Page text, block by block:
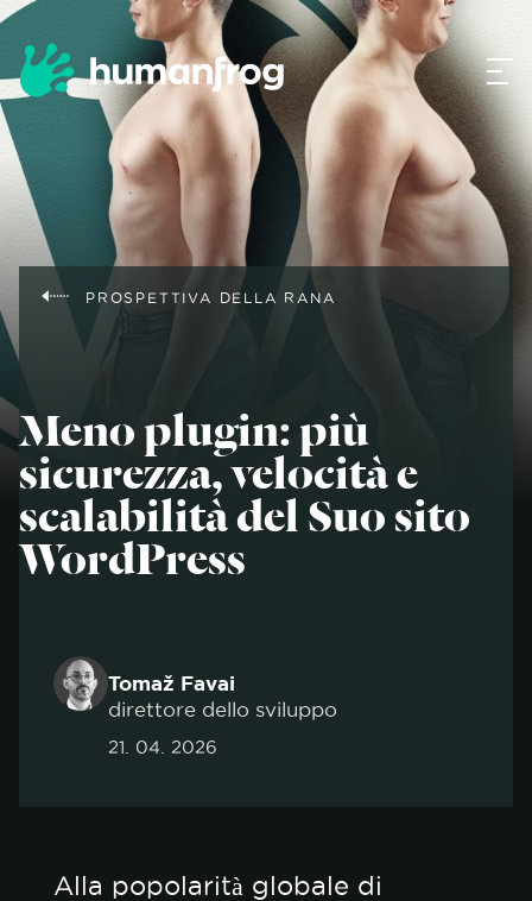
PROSPETTIVA DELLA RANA
Meno plugin: più
sicurezza, velocità e
scalabilità del Suo sito
WordPress
Tomaž Favai
direttore dello sviluppo
21. 04. 2026
Alla popolarità globale di